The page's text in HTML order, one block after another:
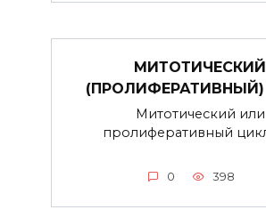
МИТОТИЧЕСКИЙ
Митотический или
пролиферативный
0 398